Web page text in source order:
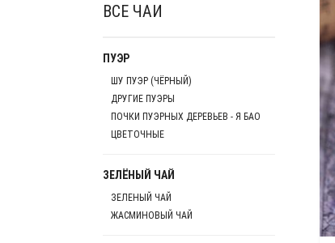
ВСЕ ЧАИ
ПУЭР
ШУ ПУЭР (ЧЁРНЫЙ)
ДРУГИЕ ПУЭРЫ
ПОЧКИ ПУЭРНЫХ ДЕРЕВЬЕВ - Я БАО
ЦВЕТОЧНЫЕ
ЗЕЛЁНЫЙ ЧАЙ
ЗЕЛЕНЫЙ ЧАЙ
ЖАСМИНОВЫЙ ЧАЙ